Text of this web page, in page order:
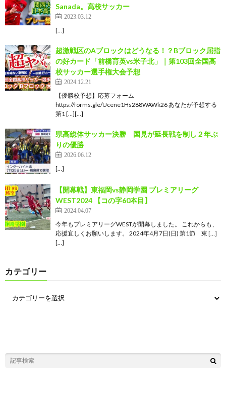
Sanada。高校サッカー
2023.03.12
[…]
超激戦区のAブロックはどうなる！？Bブロック屈指
の好カード「前橋育英vs米子北」｜第103回全国高
校サッカー選手権大会予想
2024.12.21
【優勝校予想】応募フォーム
https://forms.gle/Ucene1Hs288WAWk26 あなたが予想する
第1 […][…]
県高総体サッカー決勝 国見が延長戦を制し２年ぶ
りの優勝
2026.06.12
[…]
【開幕戦】東福岡vs静岡学園 プレミアリーグ
WEST2024 【コの字60本目】
2024.04.07
今年もプレミアリーグWESTが開幕しました。 これからも、
応援宜しくお願いします。 2024年4月7日(日) 第1節 東 […]
[…]
カテゴリー